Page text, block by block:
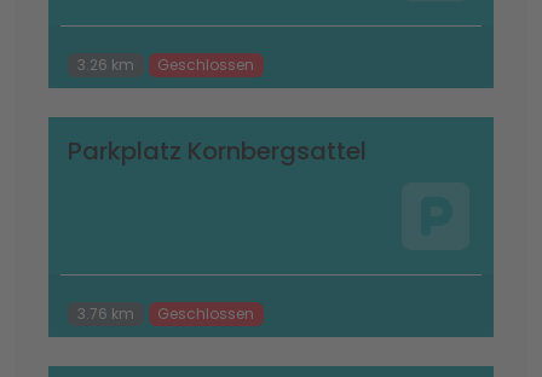
3.26 km Geschlossen
Parkplatz Kornbergsattel
3.76 km Geschlossen